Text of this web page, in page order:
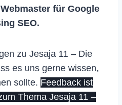
Webmaster für Google
SEO.
zu Jesaja 11 – Die
es uns gerne wissen,
sollte. Feedback ist
Thema Jesaja 11 –